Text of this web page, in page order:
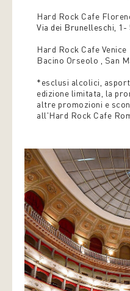
Hard Rock Cafe
Via dei Brunelleschi, 1-
Hard Rock Cafe Venice
Bacino Orseolo , San
*esclusi alcolici,
edizione limitata, la
altre promozioni e
all'Hard Rock Cafe